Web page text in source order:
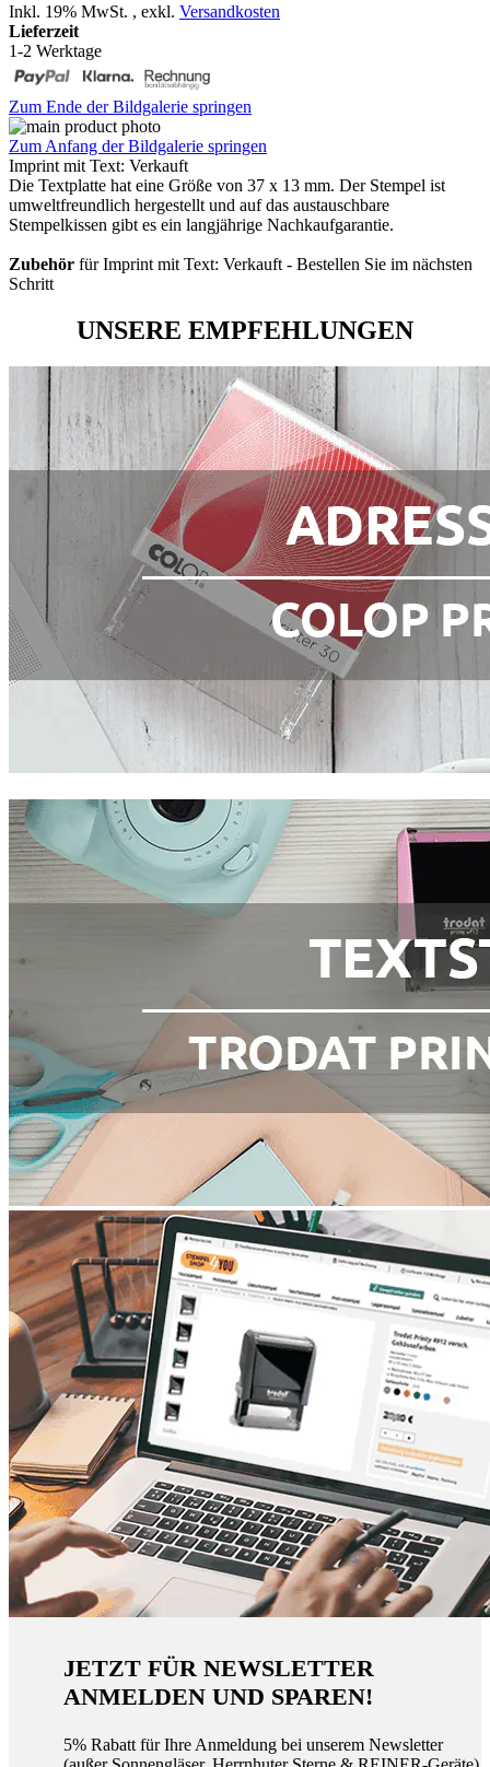
Inkl. 19% MwSt. , exkl. Versandkosten
Lieferzeit
1-2 Werktage
Zum Ende der Bildgalerie springen
Zum Anfang der Bildgalerie springen
Imprint mit Text: Verkauft
Die Textplatte hat eine Größe von 37 x 13 mm. Der Stempel ist
umweltfreundlich hergestellt und auf das austauschbare
Stempelkissen gibt es ein langjährige Nachkaufgarantie.
Zubehör für Imprint mit Text: Verkauft - Bestellen Sie im nächsten
Schritt
UNSERE EMPFEHLUNGEN
JETZT FÜR NEWSLETTER
ANMELDEN UND SPAREN!
5% Rabatt für Ihre Anmeldung bei unserem Newsletter